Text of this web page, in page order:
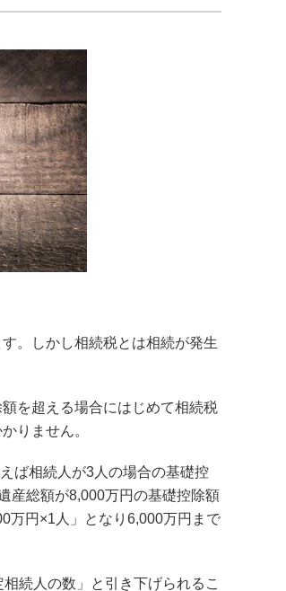
。しかし相続税とは相続が発生
を超える場合にはじめて相続税
りません。
ば相続人が3人の場合の基礎控
産総額が8,000万円の基礎控除額
万円×1人」となり6,000万円まで
続人の数」と引き下げられるこ